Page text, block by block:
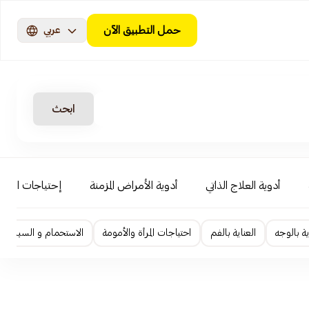
حمل التطبيق الآن عربي
ابحث
أدوية العلاج الذاتي أدوية الأمراض المزمنة إحتياجات
بالوجه العناية بالفم احتياجات المرأة والأمومة الاستحمام و السبا